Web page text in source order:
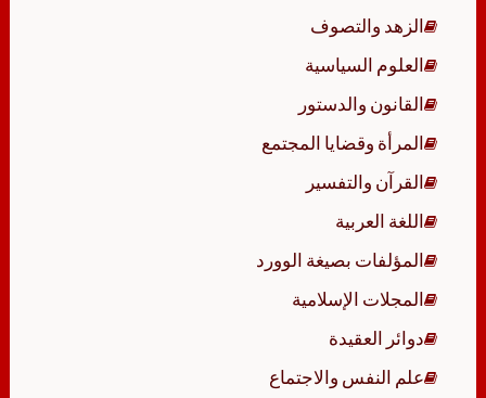
الزهد والتصوف
العلوم السياسية
القانون والدستور
المرأة وقضايا المجتمع
القرآن والتفسير
اللغة العربية
المؤلفات بصيغة الوورد
المجلات الإسلامية
دوائر العقيدة
علم النفس والاجتماع